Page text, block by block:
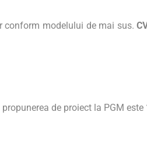
conform modelului de mai sus.
de proiect la PGM este